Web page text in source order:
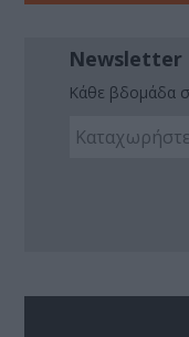
Newsletter
Κάθε βδομάδα